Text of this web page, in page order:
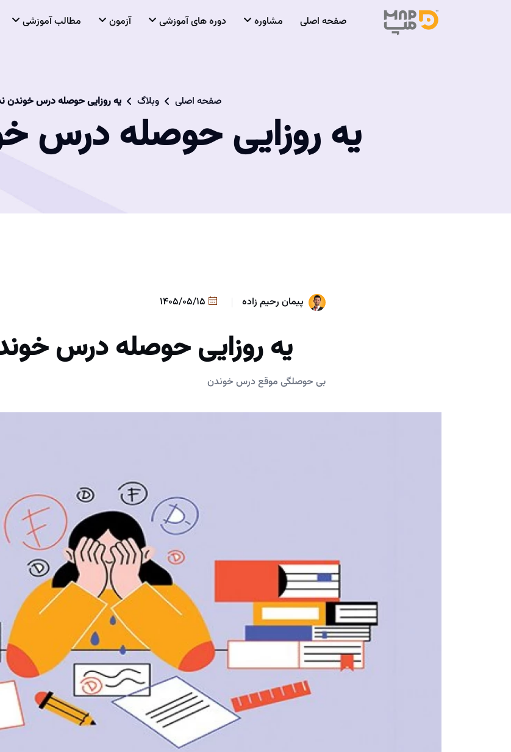
صفحه اصلی مشاوره دوره های آموزشی آزمون مطالب آموزشی
صفحه اصلی وبلاگ یه روزایی حوصله درس خوندن
یه روزایی حوصله درس
پیمان رحیم زاده
یه روزایی حوصله درس
بی حوصلگی موقع درس خوندن